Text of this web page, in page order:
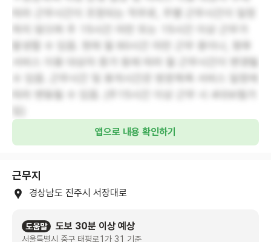
서비스 이용 대상자 증가 등에 따라 월 근무시간이 변경될
따라 변동될 수 있음. (주15시간 이상 근무 시 4대보험가
앱으로 내용 확인하기
근무지
경상남도 진주시 서장대로
도움말 도보 30분 이상 예상
서울특별시 중구 태평로1가 31 기준